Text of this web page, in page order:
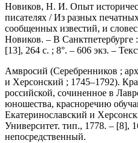
Новиков, Н. И. Опыт
писателях / Из разных
сообщенных известий, и
Новиков. – В
[13], 264 с. ; 8°. – 606 экз. –
Амвросий (Серебренников ;
и Херсонский ; 1745–1792).
российской, сочиненное в
юношества, красноречию
Екатеринославский и
Университет. тип., 1778. – [8],
непосредственный.